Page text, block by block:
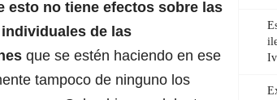
esto no tiene efectos sobre las
de las
que se estén haciendo en ese
tampoco de ninguno los